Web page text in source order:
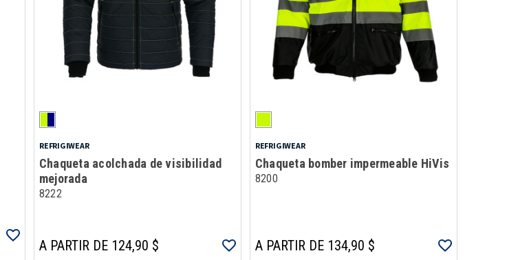
REFRIGIWEAR
Chaqueta acolchada de visibilidad
mejorada
8222
A PARTIR DE 124,90 $
REFRIGIWEAR
Chaqueta bomber impermeable HiVis
8200
A PARTIR DE 134,90 $